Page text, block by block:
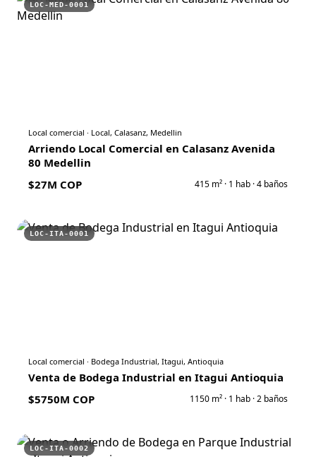
LOC-MED-0001
Local comercial · Local, Calasanz, Medellin
Arriendo Local Comercial en Calasanz Avenida
80 Medellin
$27M COP
415 m² · 1 hab ·4 baños
LOC-ITA-0001
Local comercial · Bodega Industrial, Itagui, Antioquia
Venta de Bodega Industrial en Itagui Antioquia
$5750M COP
1150 m² · 1 hab ·2 baños
LOC-ITA-0002